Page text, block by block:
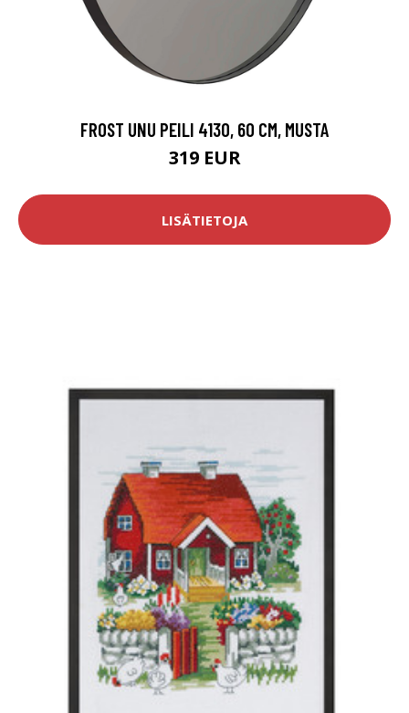
FROST UNU PEILI 4130, 60 CM, MUSTA
319 EUR
LISÄTIETOJA